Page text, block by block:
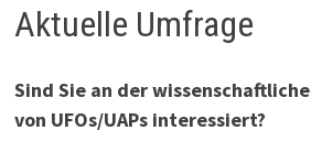
Aktuelle Umfrage
Sind Sie an der
von UFOs/UAPs interessiert?